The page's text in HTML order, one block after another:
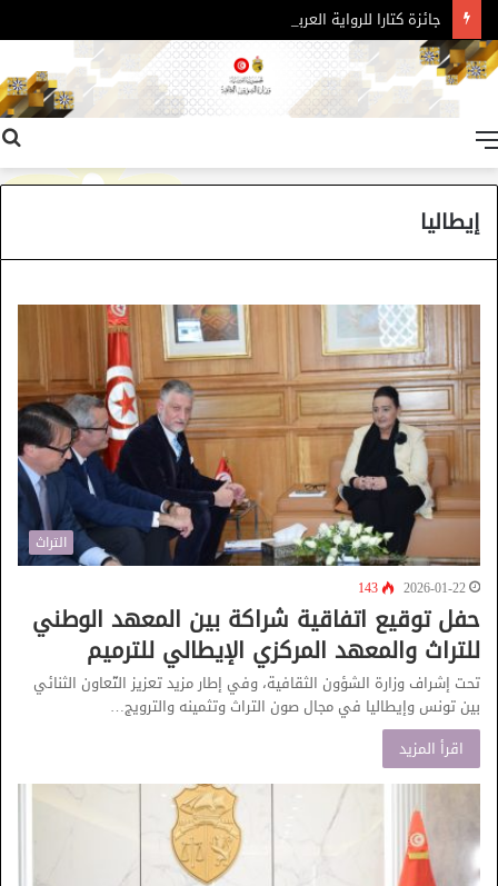
جائزة كتارا للرواية العربية – الدورة 11
إيطاليا
التراث
2026-01-22
143
حفل توقيع اتفاقية شراكة بين المعهد الوطني
للتراث والمعهد المركزي الإيطالي للترميم
تحت إشراف وزارة الشؤون الثقافية، وفي إطار مزيد تعزيز التّعاون الثنائي
بين تونس وإيطاليا في مجال صون التراث وتثمينه والترويج…
اقرأ المزيد